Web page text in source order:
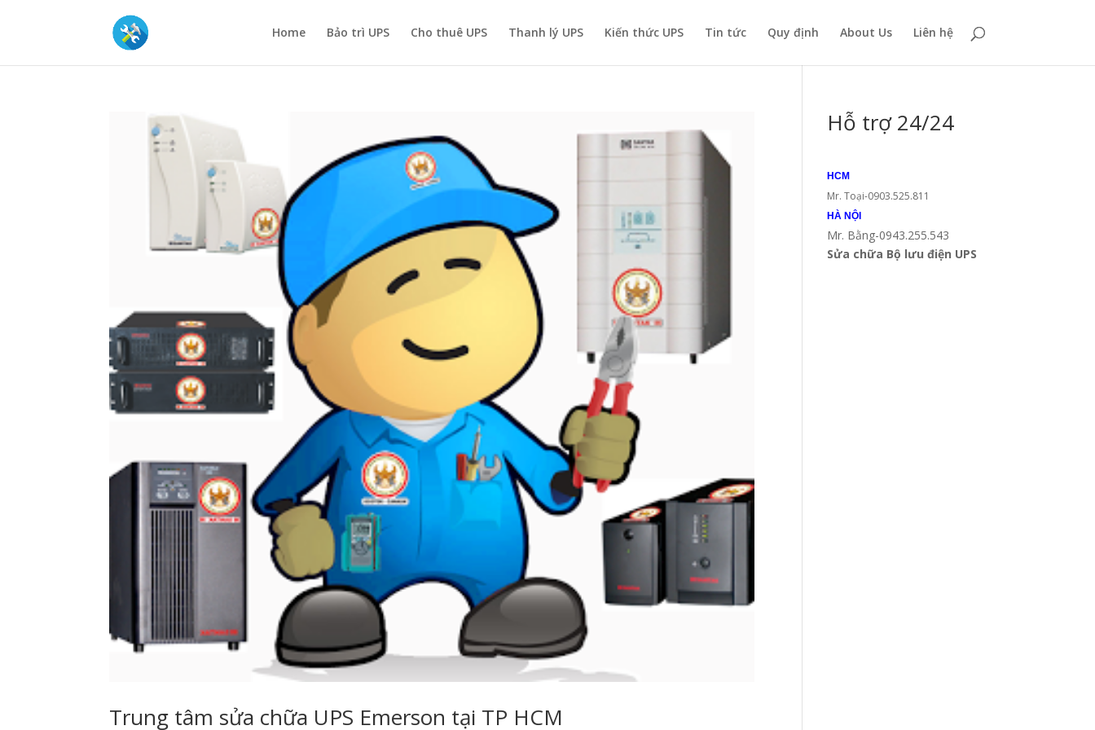
Home Bảo trì UPS Cho thuê UPS Thanh lý UPS Kiến thức UPS Tin tức Quy định About Us Liên hệ
Trung tâm sửa chữa UPS Emerson tại TP HCM
Hỗ trợ 24/24
HCM
Mr. Toại-0903.525.811
HÀ NỘI
Mr. Bằng-0943.255.543
Sửa chữa Bộ lưu điện UPS